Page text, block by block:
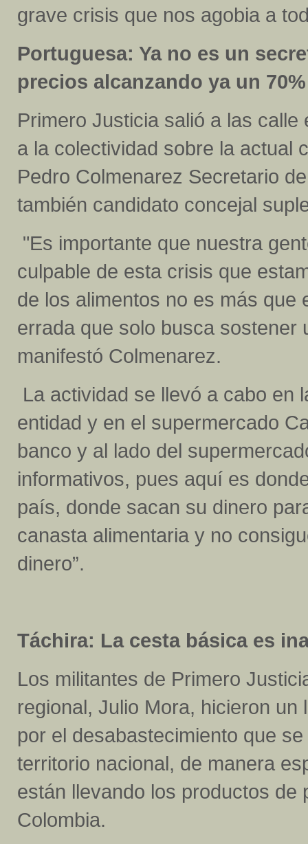
grave crisis que nos agobia a
Portuguesa: Ya no es un
precios alcanzando ya un
Primero Justicia salió a las
a la colectividad sobre la actual
Pedro Colmenarez Secretario
también candidato concejal
"Es importante que nuestra
culpable de esta crisis que
de los alimentos no es más que
errada que solo busca sostener
manifestó Colmenarez.
La actividad se llevó a cabo en
entidad y en el supermercado
banco y al lado del
informativos, pues aquí es
país, donde sacan su dinero
canasta alimentaria y no
dinero”.
Táchira: La cesta básica es
Los militantes de Primero
regional, Julio Mora, hicieron
por el desabastecimiento que
territorio nacional, de manera
están llevando los productos de
Colombia.